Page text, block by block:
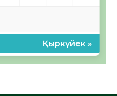
Қыркүйек »